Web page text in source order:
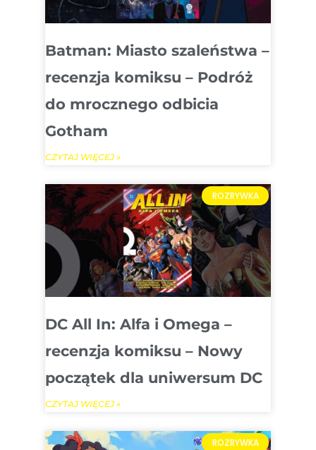
Batman: Miasto szaleństwa –
recenzja komiksu – Podróż
do mrocznego odbicia
Gotham
CZYTAJ WIĘCEJ »
ROZRYWKA
DC All In: Alfa i Omega –
recenzja komiksu – Nowy
początek dla uniwersum DC
CZYTAJ WIĘCEJ »
ROZRYWKA